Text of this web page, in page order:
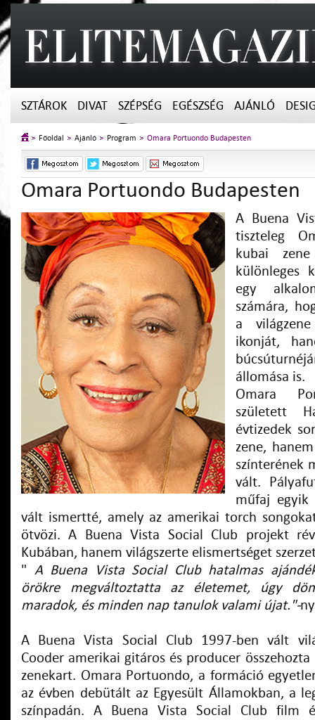
SZTÁROK DIVAT SZÉPSÉG EGÉSZSÉG AJÁNLÓ
Főoldal Ajánló Program Omara Portuondo Budapesten
Omara Portuondo Budapesten
A Buena
tiszteleg
kubai
különleges
egy
számára,
a
ikonját,
állomása is.
Omara
született
évtizedek
zene,
színterének
vált.
műfaj egyik
vált ismertté, amely az amerikai torch
ötvözi. A Buena Vista Social Club projekt
Kubában, hanem világszerte elismertséget
" A Buena Vista Social Club hatalmas
örökre megváltoztatta az életemet, úgy
maradok, és minden nap tanulok valami újat."-
A Buena Vista Social Club 1997-ben vált
Cooder amerikai gitáros és producer
zenekart. Omara Portuondo, a formáció
az évben debütált az Egyesült Államokban, a
színpadán. A Buena Vista Social Club film